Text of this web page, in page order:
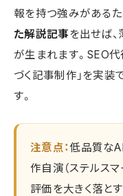
報を持つ強みがあるた
た解説記事を出せば
が生まれます。SEO
づく記事制作」を実
す。
注意点：低品質な
作自演（ステルス
評価を大きく落と